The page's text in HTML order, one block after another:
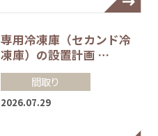
専用冷凍庫（セカンド冷
凍庫）の設置計画 …
間取り
2026.07.29